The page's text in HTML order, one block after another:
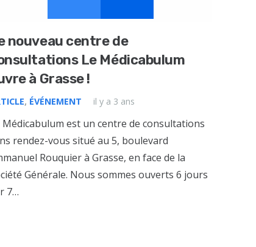
nouveau centre de
Le Médicabulum
à Grasse !
, ÉVÉNEMENT il y a 3 ans
Médicabulum est un centre de consultations
rendez-vous situé au 5, boulevard
Rouquier à Grasse, en face de la
Générale. Nous sommes ouverts 6 jours
7…